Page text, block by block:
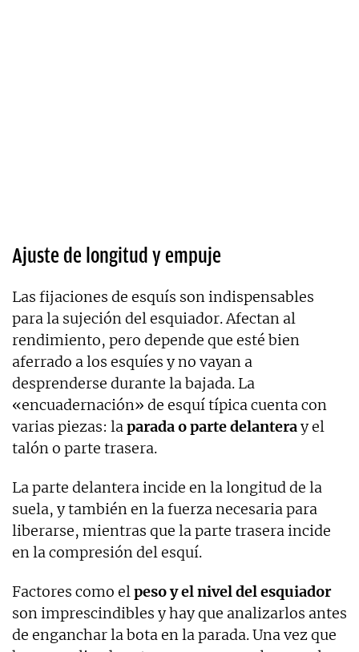
Ajuste de longitud y empuje
Las fijaciones de esquís son indispensables
para la sujeción del esquiador. Afectan al
rendimiento, pero depende que esté bien
aferrado a los esquíes y no vayan a
desprenderse durante la bajada. La
«encuadernación» de esquí típica cuenta con
varias piezas: laparada o parte delanteray el
talón o parte trasera.
La parte delantera incide en la longitud de la
suela, y también en la fuerza necesaria para
liberarse, mientras que la parte trasera incide
en la compresión del esquí.
Factores como elpeso y el nivel del esquiador
son imprescindibles y hay que analizarlos antes
de enganchar la bota en la parada. Una vez que